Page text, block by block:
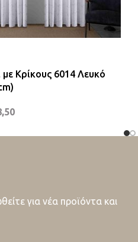
με Κρίκους 6014 Λευκό
για νέα προϊόντα και